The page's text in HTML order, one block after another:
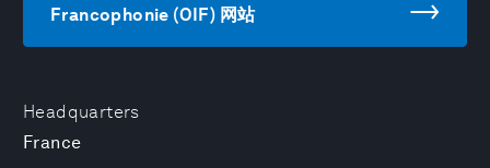
Headquarters
France
Francophonie (OIF) 网站